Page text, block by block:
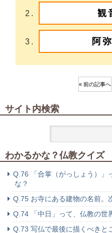
観
阿
« 前の記事へ
サイト内検索
わかるかな？仏教クイズ
Q.76 「合掌（がっしょう）」
な？
Q.75 お寺にある建物の名前。
Q.74 「中日」って、仏教の世
Q.73 写仏で最後に描くべきと